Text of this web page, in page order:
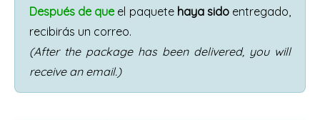
Después de queel paquete haya sidoentregado,
recibirás un correo.
(After the package has been delivered, you will
receive an email.)